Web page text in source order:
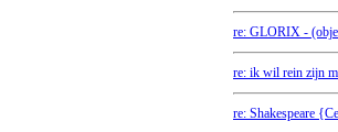
re: GLORIX -
re: ik wil rein zijn
re: Shakespeare